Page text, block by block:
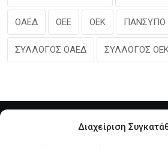
Διαχείριση
ΟΑΕΔ ΟΕΕ ΟΕΚ ΠΑΝΣΥΠΟ
ΣΥΛΛΟΓΟΣ ΟΑΕΔ ΣΥΛΛΟΓΟΣ